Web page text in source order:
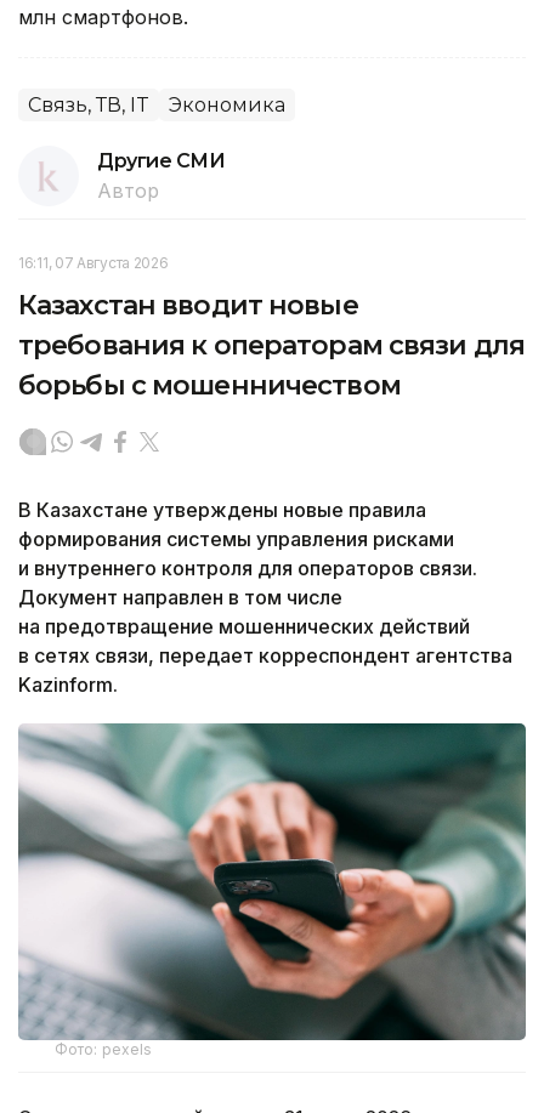
млн смартфонов.
Связь, ТВ, IT Экономика
Другие СМИ
Автор
16:11, 07 Августа 2026
Казахстан вводит новые
требования к операторам связи для
борьбы с мошенничеством
В Казахстане утверждены новые правила
формирования системы управления рисками
и внутреннего контроля для операторов связи.
Документ направлен в том числе
на предотвращение мошеннических действий
в сетях связи, передает корреспондент агентства
Kazinform.
Фото: pexels